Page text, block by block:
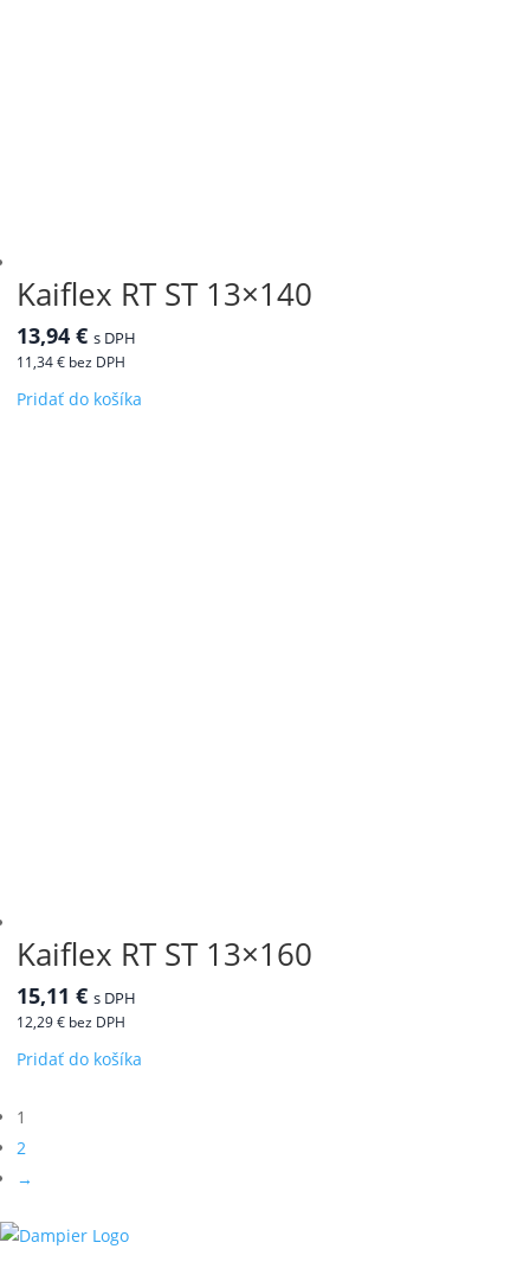
Kaiflex RT ST 13×140
13,94 € s DPH
11,34€ bez DPH
Pridať do košíka
Kaiflex RT ST 13×160
15,11 € s DPH
12,29€ bez DPH
Pridať do košíka
1
2
→